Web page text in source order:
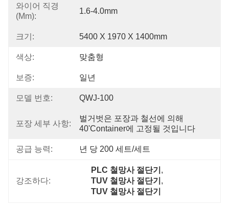
와이어 직경
(mm):
1.6-4.0mm
크기: 5400 X 1970 X 1400mm
색상: 맞춤형
보증: 일년
모델 번호: QWJ-100
포장 세부 사항:
벌거벗은 포장과 철선에 의해
40'container에 고정될 것입니다
공급 능력: 년 당 200 세트/세트
강조하다:
PLC 철망사 절단기 ,
TUV 철망사 절단기 ,
TUV 철망사 절단기